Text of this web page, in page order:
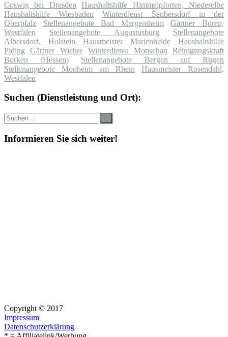
Coswig bei Dresden
Haushaltshilfe Himmelpforten, Niederelbe
Haushaltshilfe Wiesbaden
Winterdienst Seubersdorf in der
Oberpfalz
Stellenangebote Bad Mergentheim
Gärtner Büren,
Westfalen
Stellenangebote Augustusburg
Stellenangebote
Albersdorf, Holstein
Hausmeister Marienheide
Haushaltshilfe
Piding
Gärtner Wiehre Winterdienst Monschau
Reinigungskraft
Borken (Hessen)
Stellenangebote Bergen auf Rügen
Stellenangebote Monheim am Rhein
Hausmeister Rosendahl,
Westfalen
Suchen (Dienstleistung und Ort):
Suche
nach:
Informieren Sie sich weiter!
Copyright © 2017
Impressum
Datenschutzerklärung